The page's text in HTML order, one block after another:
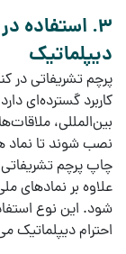
3. استفاده
دیپلماتیک
پرچم تشریفاتیدر
کاربرد گسترده‌ای
بین‌المللی،
نصب شوند تا نماد
چاپ پرچم تشریفاتی
علاوه بر نمادهای
شود. این نوع
احترام دیپلماتیک